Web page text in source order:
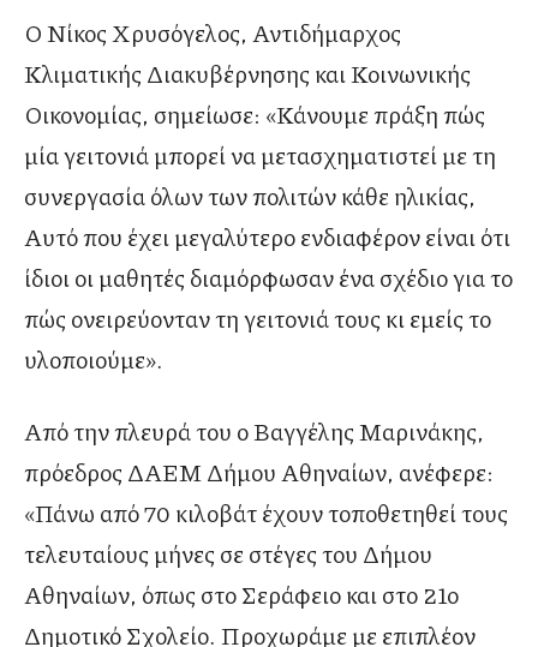
Ο Νίκος Χρυσόγελος, Αντιδήμαρχος
Κλιματικής Διακυβέρνησης και Κοινωνικής
Οικονομίας, σημείωσε: «Κάνουμε πράξη πώς
μία γειτονιά μπορεί να μετασχηματιστεί με τη
συνεργασία όλων των πολιτών κάθε ηλικίας,
Αυτό που έχει μεγαλύτερο ενδιαφέρον είναι ότι
ίδιοι οι μαθητές διαμόρφωσαν ένα σχέδιο για το
πώς ονειρεύονταν τη γειτονιά τους κι εμείς το
υλοποιούμε».
Από την πλευρά του ο Βαγγέλης Μαρινάκης,
πρόεδρος ΔΑΕΜ Δήμου Αθηναίων, ανέφερε:
«Πάνω από 70 κιλοβάτ έχουν τοποθετηθεί τους
τελευταίους μήνες σε στέγες του Δήμου
Αθηναίων, όπως στο Σεράφειο και στο 21ο
Δημοτικό Σχολείο. Προχωράμε με επιπλέον